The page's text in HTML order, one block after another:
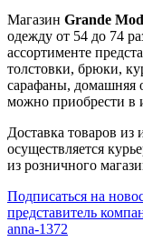
Магазин Grande
одежду от 54 до 74
ассортименте
толстовки, брюки,
сарафаны, домашняя
можно приобрести в
Доставка товаров из
осуществляется
из розничного
Подписаться на
представитель
anna-1372